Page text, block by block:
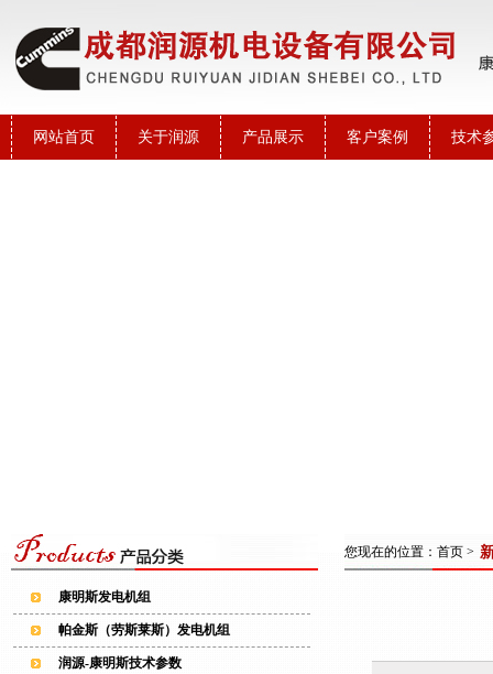
网站首页 关于润源 产品展示 客户案例 技术
康明斯发电机组
帕金斯（劳斯莱斯）发电机组
润源-康明斯技术参数
您现在的位置： 首页 >